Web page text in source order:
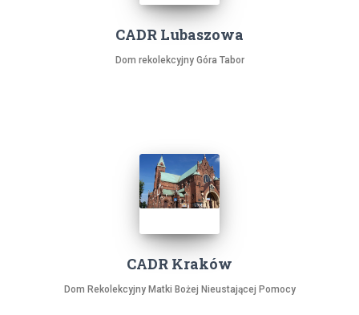
CADR Lubaszowa
Dom rekolekcyjny Góra Tabor
CADR Kraków
Dom Rekolekcyjny Matki Bożej Nieustającej Pomocy